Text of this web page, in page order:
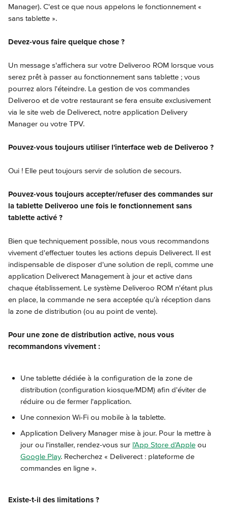
Manager). C'est ce que nous appelons le fonctionnement «
sans tablette ».
Devez-vous faire quelque chose ?
Un message s'affichera sur votre Deliveroo ROM lorsque vous
serez prêt à passer au fonctionnement sans tablette ; vous
pourrez alors l'éteindre. La gestion de vos commandes
Deliveroo et de votre restaurant se fera ensuite exclusivement
via le site web de Deliverect, notre application Delivery
Manager ou votre TPV.
Pouvez-vous toujours utiliser l'interface web de Deliveroo ?
Oui ! Elle peut toujours servir de solution de secours.
Pouvez-vous toujours accepter/refuser des commandes sur
la tablette Deliveroo une fois le fonctionnement sans
tablette activé ?
Bien que techniquement possible, nous vous recommandons
vivement d'effectuer toutes les actions depuis Deliverect. Il est
indispensable de disposer d'une solution de repli, comme une
application Deliverect Management à jour et active dans
chaque établissement. Le système Deliveroo ROM n'étant plus
en place, la commande ne sera acceptée qu'à réception dans
la zone de distribution (ou au point de vente).
Pour une zone de distribution active, nous vous
recommandons vivement :
Une tablette dédiée à la configuration de la zone de
distribution (configuration kiosque/MDM) afin d'éviter de
réduire ou de fermer l'application.
Une connexion Wi-Fi ou mobile à la tablette.
Application Delivery Manager mise à jour. Pour la mettre à
jour ou l'installer, rendez-vous sur l'App Store d'Apple ou
Google Play. Recherchez « Deliverect : plateforme de
commandes en ligne ».
Existe-t-il des limitations ?